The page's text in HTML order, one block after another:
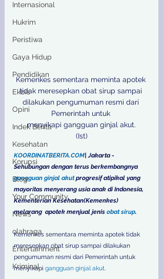
Internasional
Hukrim
Peristiwa
Gaya Hidup
Pendidikan
Ekbis
Opini
Indek Berita
Kesehatan
Korupsi
Blog
Your Community
News
olahraga
Entertainment
Kriminal
Kemenkes sementara meminta apotek
tidak meresepkan obat sirup sampai
dilakukan pengumuman resmi dari
Pemerintah untuk
menyikapi gangguan ginjal akut.
(Ist)
KOORDINATBERITA.COM | Jakarta -
Sehubungan dengan terus berkembangnya
gangguan ginjal akut progresif atipikal yang
mayoritas menyerang usia anak di Indonesia,
Kementerian Kesehatan(Kemenkes)
melarang  apotek menjual jenis obat sirup.
Kemenkes sementara meminta apotek tidak
meresepkan obat sirup sampai dilakukan
pengumuman resmi dari Pemerintah untuk
menyikapi gangguan ginjal akut.